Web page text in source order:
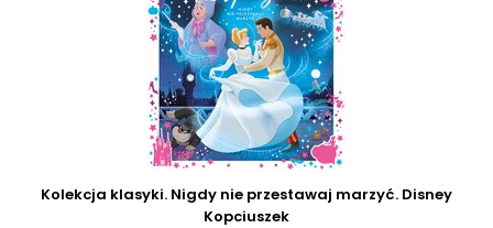
Kolekcja klasyki. Nigdy nie przestawaj marzyć. Disney
Kopciuszek